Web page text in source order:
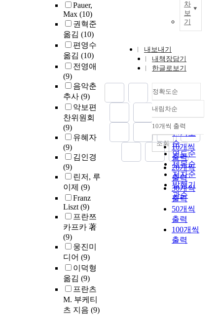
Pauer,
Max (10)
권혁준
옮김 (10)
편영수
옮김 (10)
전영애
(9)
음악춘
추사 (9)
악보편
찬위원회
(9)
유혜자
(9)
김인경
(9)
린저, 루
이제 (9)
Franz
Liszt(9)
프란쯔
카프카 著
(9)
웅진미
디어 (9)
이덕형
옮김 (9)
프란츠
M. 부케티
츠 지음 (9)
차
보
기
내보내기
내책장담기
한글로보기
정확도순
정확도
순
인기도
순
연도순
제목순
저자순
발행기
관순
내림차순
내림차순
10개씩 출력
10개씩
출력
20개씩
출력
30개씩
출력
50개씩
출력
100개씩
출력
조회